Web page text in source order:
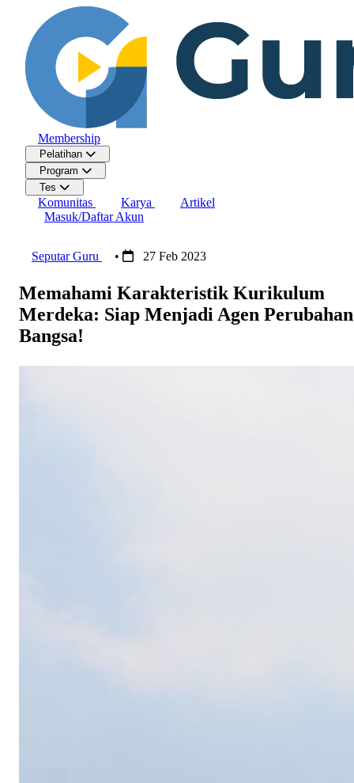
Membership
Pelatihan
Program
Tes
Komunitas Karya
Artikel
Masuk/Daftar Akun
Seputar Guru • 27 Feb 2023
Memahami Karakteristik Kurikulum
Merdeka: Siap Menjadi Agen Perubahan
Bangsa!